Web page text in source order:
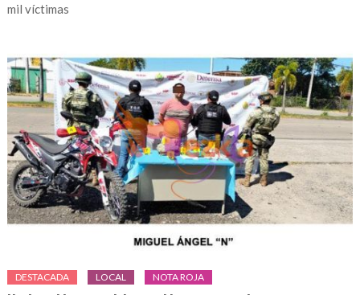
mil víctimas
DESTACADA LOCAL NOTA ROJA